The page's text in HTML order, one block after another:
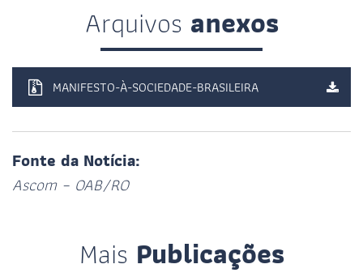
Arquivos anexos
MANIFESTO-À-SOCIEDADE-BRASILEIRA
Fonte da Notícia:
Ascom – OAB/RO
Mais Publicações